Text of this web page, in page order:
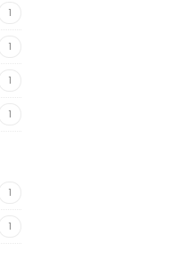
1
1
1
1
1
1